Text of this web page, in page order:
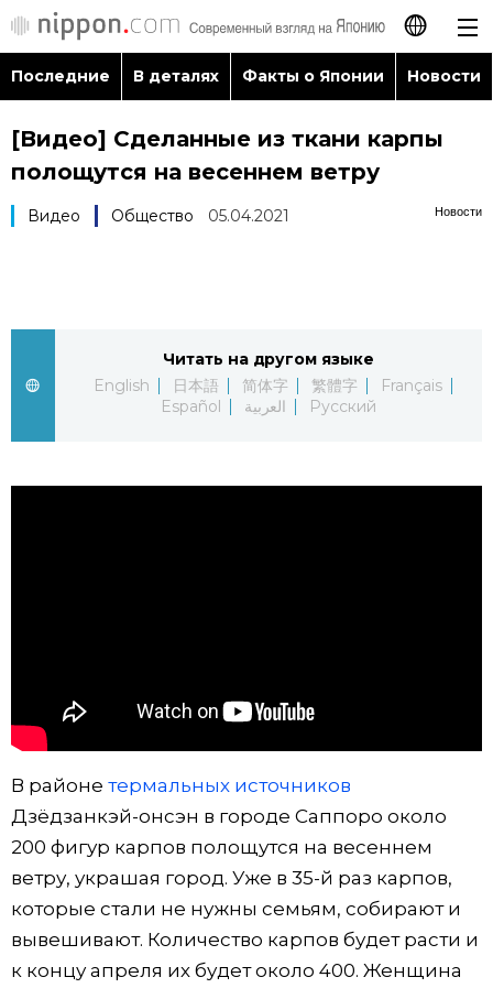
日本語
English
Español
العربية
Последние
Факты о Японии
Новости
Блог
Политика
Экономика
Общество
Культура
Японский язык
Японский калейдоскоп
Семья
Еда и напитки
official SNS
Последние В деталях Факты о Японии Новости
[Видео] Сделанные из ткани карпы
полощутся на весеннем ветру
Новости
Видео Общество 05.04.2021
Читать на другом языке
English
日本語 简体字 繁體字
Français
Español
العربية Русский
В районе термальных источников
Дзёдзанкэй-онсэн в городе Саппоро около
200 фигур карпов полощутся на весеннем
ветру, украшая город. Уже в 35-й раз карпов,
которые стали не нужны семьям, собирают и
вывешивают. Количество карпов будет расти и
к концу апреля их будет около 400. Женщина